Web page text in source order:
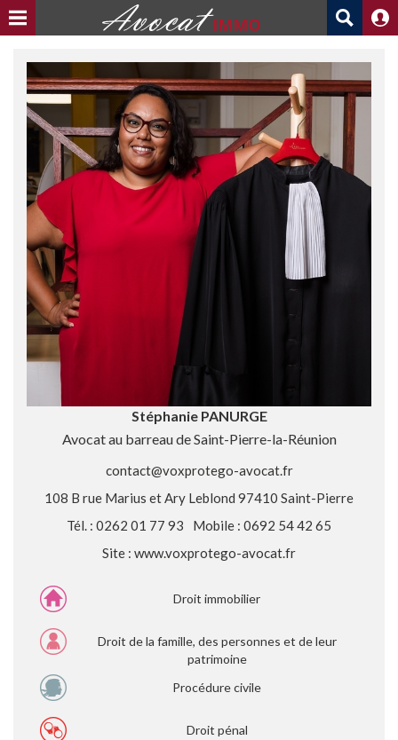
Stéphanie PANURGE
Avocat au barreau de Saint-Pierre-la-Réunion
contact@voxprotego-avocat.fr
108 B rue Marius et Ary Leblond 97410 Saint-Pierre
Tél. : 0262 01 77 93
Mobile : 0692 54 42 65
Site : www.voxprotego-avocat.fr
Droit immobilier
Droit de la famille, des personnes et de leur
patrimoine
Procédure civile
Droit pénal